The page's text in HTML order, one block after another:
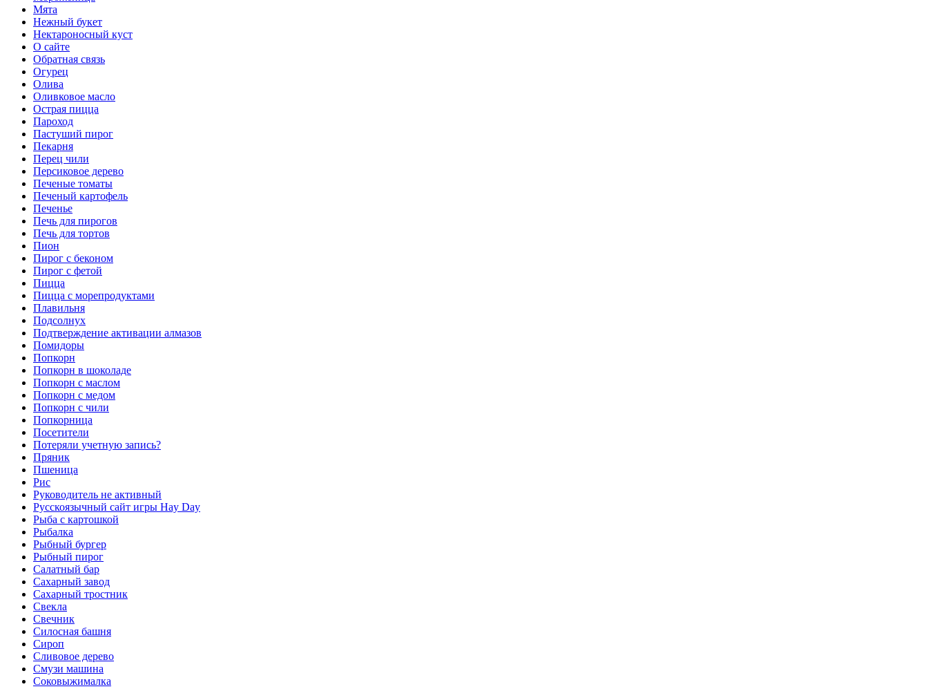
Мята
Нежный букет
Нектароносный куст
О сайте
Обратная связь
Огурец
Олива
Оливковое масло
Острая пицца
Пароход
Пастуший пирог
Пекарня
Перец чили
Персиковое дерево
Печеные томаты
Печеный картофель
Печенье
Печь для пирогов
Печь для тортов
Пион
Пирог с беконом
Пирог с фетой
Пицца
Пицца с морепродуктами
Плавильня
Подсолнух
Подтверждение активации алмазов
Помидоры
Попкорн
Попкорн в шоколаде
Попкорн с маслом
Попкорн с медом
Попкорн с чили
Попкорница
Посетители
Потеряли учетную запись?
Пряник
Пшеница
Рис
Руководитель не активный
Русскоязычный сайт игры Hay Day
Рыба с картошкой
Рыбалка
Рыбный бургер
Рыбный пирог
Салатный бар
Сахарный завод
Сахарный тростник
Свекла
Свечник
Силосная башня
Сироп
Сливовое дерево
Смузи машина
Соковыжималка